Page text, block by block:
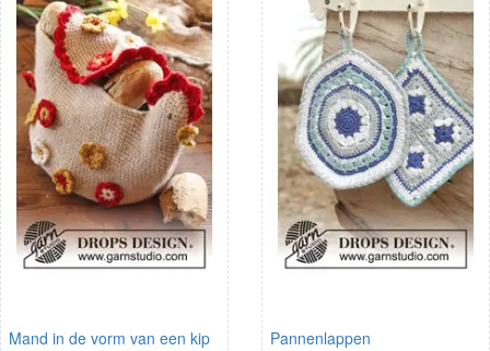
Mand in de vorm van een kip Pannenlappen